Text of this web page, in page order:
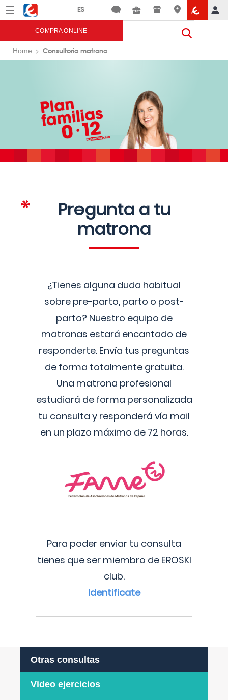
Menú Eroski
COMPRA ONLINE
Home Consultorio matrona
Pregunta a tu
matrona
¿Tienes alguna duda habitual
sobre pre-parto, parto o post-
parto? Nuestro equipo de
matronas estará encantado de
responderte. Envía tus preguntas
de forma totalmente gratuita.
Una matrona profesional
estudiará de forma personalizada
tu consulta y responderá vía mail
en un plazo máximo de 72 horas.
Para poder enviar tu consulta
tienes que ser miembro de EROSKI
club.
Identificate
Otras consultas
Video ejercicios